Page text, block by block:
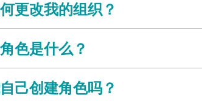
更改我的组织？
色是什么？
己创建角色吗？